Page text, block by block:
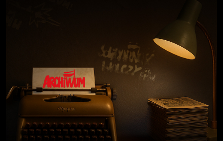
przeciwko niemieckiemu i sowieckiemu okupantowi, a
po zakończeniu wojny pozostał wierny ideałom
wolności. Poległ 28 czerwca 1946 r., a miejsce
ukrycia jego szczątków przez komunistyczny aparat
represji pozostaje do dziś nieznane.Program
uroczystości:11.00 – Msza Święta w Kościele św.
Brygidy w Gdańsku12.30 – poświęcenie
symbolicznego nagrobka na Cmentarzu
Garnizonowym w GdańskuSerdecznie zapraszamy